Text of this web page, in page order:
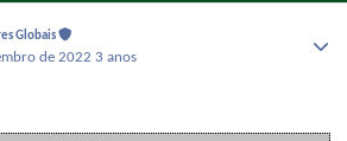
Globais
de 2022 3 anos